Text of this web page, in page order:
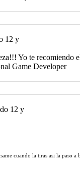
12 y
Yo te recomiendo
Game Developer
12 y
cuando la tiras asi la paso a